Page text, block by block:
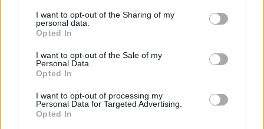
I want to opt-out of the Sharing of my
personal data.
Opted In
I want to opt-out of the Sale of my
Personal Data.
Opted In
I want to opt-out of processing my
Personal Data for Targeted Advertising.
Opted In
Mogliano Veneto Rugby:Peruzzo; Drago, Dal
Zilio (Cap.), Vanzella, Zulian; Ferrarin, Casilio
(69’ Fabi); Koroiyadi, Pettinelli (41’ Kingi),
Brevigliero (41’ Finotto); Baldino (67’ Sutto),
Gallorini), Ferraro (41’ Gasperini), Borean (41’
Aminu).